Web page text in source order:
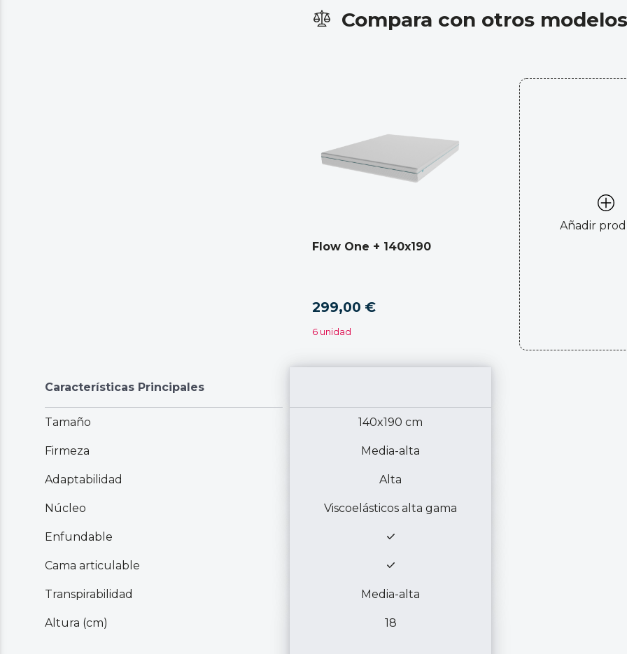
Compara con otros modelos
Flow One + 140x190
299,00 €
6 unidad
Añadir
Características Principales
Tamaño 140x190 cm
Firmeza Media-alta
Adaptabilidad Alta
Núcleo Viscoelásticos alta gama
Enfundable
Cama articulable
Transpirabilidad Media-alta
Altura (cm) 18